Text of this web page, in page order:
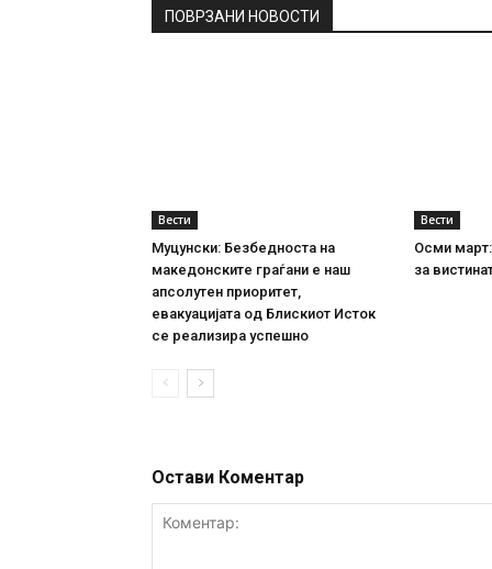
ПОВРЗАНИ НОВОСТИ
Вести
Муцунски: Безбедноста на
македонските граѓани е наш
апсолутен приоритет,
евакуацијата од Блискиот Исток
се реализира успешно
Вести
Осми
за
Остави Коментар